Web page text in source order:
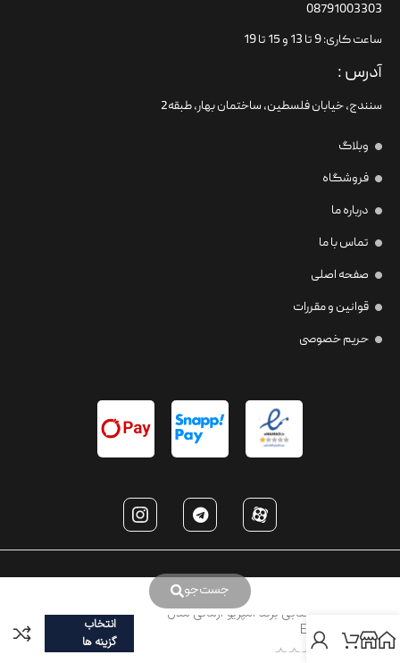
جست‌جو
08791003303
ساعت کاری: 9 تا 13 و 15 تا 19
آدرس :
سنندج، خیابان فلسطین،‌ ساختمان بهار، طبقه2
وبلاگ
فروشگاه
درباره ما
تماس با ما
صفحه اصلی
قوانین و مقررات
حریم خصوصی
عینک آفتابی برند امپریو آرمانی مدل
EA4177
انتخاب
گزینه ها